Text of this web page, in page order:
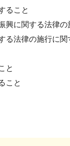
ること
興に関する法律の
る法律の施行に関
と
こと